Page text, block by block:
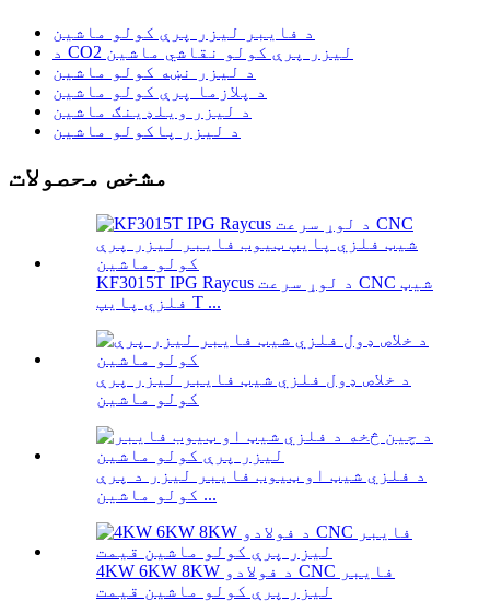
د فایبر لیزر پرې کولو ماشین
د CO2 لیزر پرې کولو نقاشي ماشین
د لیزر نښه کولو ماشین
د پلازما پرې کولو ماشین
د لیزر ویلډینګ ماشین
د لیزر پاکولو ماشین
مشخص محصولات
KF3015T IPG Raycus د لوړ سرعت CNC شیټ
فلزي پایپ T ...
د خلاص ډول فلزي شیټ فایبر لیزر پرې
کولو ماشین
د فلزي شیټ او ټیوب فایبر لیزر د پرې
کولو ماشین ...
4KW 6KW 8KW د فولادو CNC فایبر
لیزر پرې کولو ماشین قیمت